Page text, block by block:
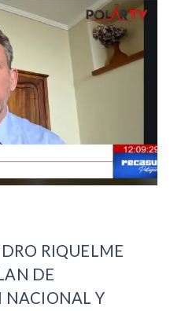
RIQUELME
DE
NACIONAL Y